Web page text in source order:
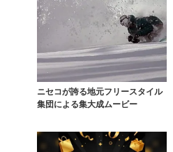
ニセコが誇る地元フリースタイル
集団による集大成ムービー